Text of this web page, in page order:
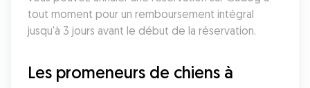
tout moment pour un remboursement intégral
jusqu'à 3 jours avant le début de la réservation.
Les promeneurs de chiens à